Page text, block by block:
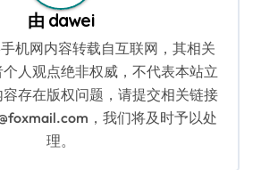
由 dawei
手机网内容转载自互联网，其相关
人观点绝非权威，不代表本站立
存在版权问题，请提交相关链接
，我们将及时予以处
理。